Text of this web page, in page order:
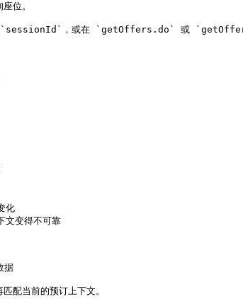
位。
，或在 `getOffers.do` 或
化
文变得不可靠
据
配当前的预订上下文。